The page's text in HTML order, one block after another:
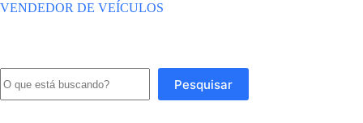
VENDEDOR DE VEÍCULOS
Pesquisar